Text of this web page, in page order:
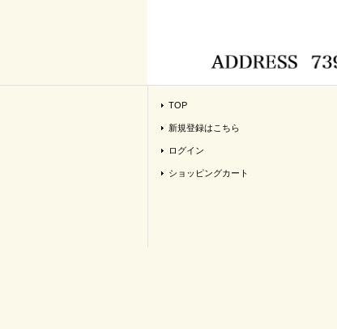
TOP
新規登録はこちら
ログイン
ショッピングカート